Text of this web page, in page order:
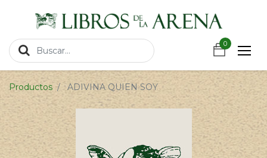
0
0
Productos ADIVINA QUIEN SOY